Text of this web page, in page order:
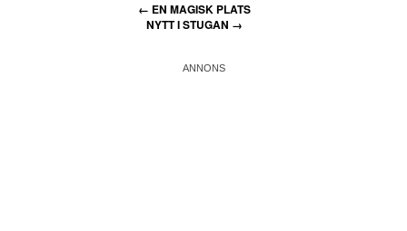
← EN MAGISK PLATS
NYTT I STUGAN →